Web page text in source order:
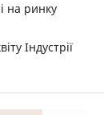
на ринку
Індустрії